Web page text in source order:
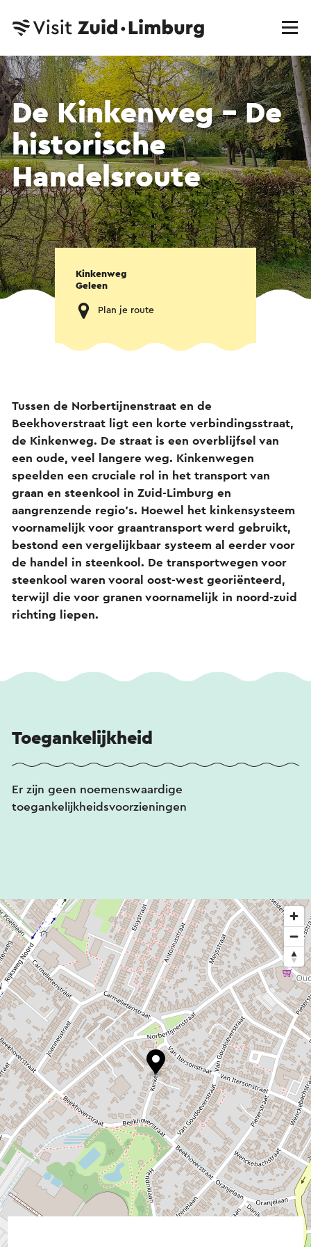
De Kinkenweg - De
historische
Handelsroute
Kinkenweg
Geleen
Plan je route
Tussen de Norbertijnenstraat en de
Beekhoverstraat ligt een korte verbindingsstraat,
de Kinkenweg. De straat is een overblijfsel van
een oude, veel langere weg. Kinkenwegen
speelden een cruciale rol in het transport van
graan en steenkool in Zuid-Limburg en
aangrenzende regio's. Hoewel het kinkensysteem
voornamelijk voor graantransport werd gebruikt,
bestond een vergelijkbaar systeem al eerder voor
de handel in steenkool. De transportwegen voor
steenkool waren vooral oost-west georiënteerd,
terwijl die voor granen voornamelijk in noord-zuid
richting liepen.
Toegankelijkheid
Er zijn geen noemenswaardige
toegankelijkheidsvoorzieningen